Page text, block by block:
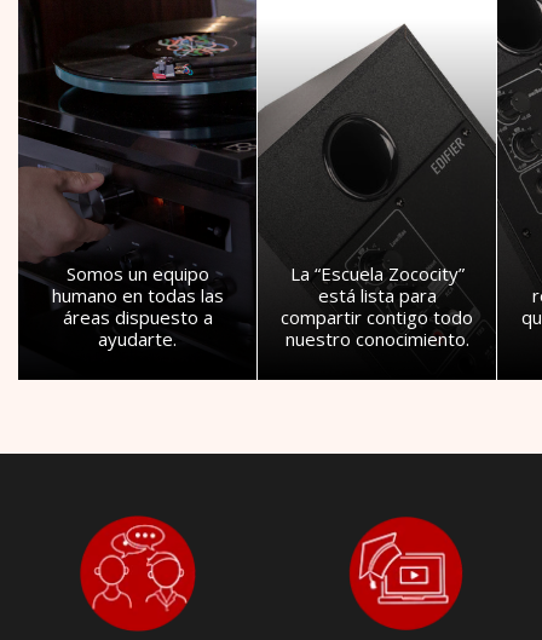
Somos un equipo
humano en todas las
áreas dispuesto a
ayudarte.
La “Escuela Zococity”
está lista para
compartir contigo todo
nuestro conocimiento.